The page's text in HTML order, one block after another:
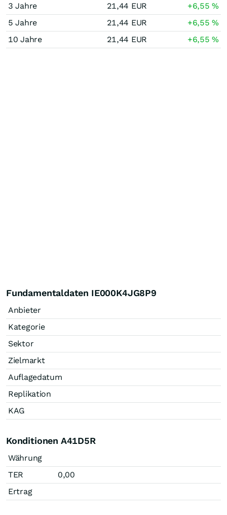
3 Jahre
21,44 EUR +6,55%
5 Jahre
21,44 EUR +6,55%
10 Jahre
21,44 EUR +6,55%
Fundamentaldaten IE000K4JG8P9
Anbieter
Kategorie
Sektor
Zielmarkt
Auflagedatum
Replikation
KAG
Konditionen A41D5R
Währung
TER
0,00
Ertrag